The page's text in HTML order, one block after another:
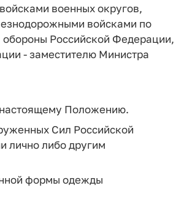
военных округов,
войсками по
обороны Российской Федерации,
- заместителю Министра
Положению.
Сил Российской
лично либо другим
формы одежды